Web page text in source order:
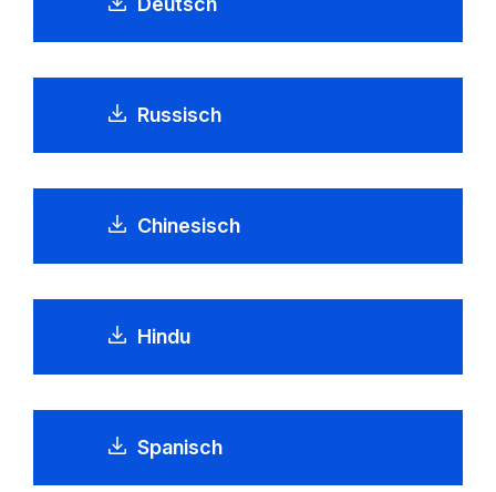
Russisch
Chinesisch
Hindu
Spanisch